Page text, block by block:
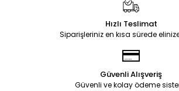
Hızlı Teslimat
Siparişleriniz en kısa sürede
Güvenli Alışveriş
Güvenli ve kolay ödeme